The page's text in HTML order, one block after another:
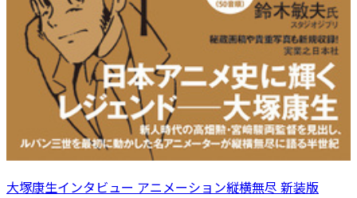
大塚康生インタビュー アニメーション縦横無尽 新装版